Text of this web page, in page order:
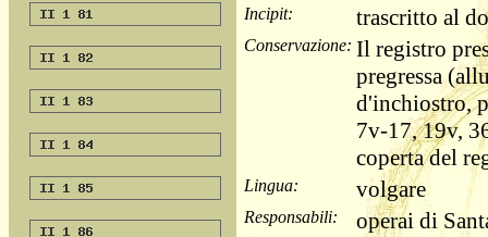
Incipit: trascritto al
Conservazione: Il registro
pregressa
d'inchiostro,
7v-17, 19v,
coperta del
Lingua: volgare
Responsabili: operai di